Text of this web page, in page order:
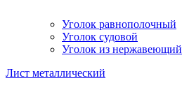
Уголок равнополочный
Уголок судовой
Уголок из нержавеющий
Лист металлический